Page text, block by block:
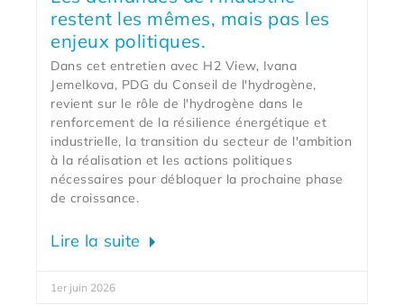
restent les mêmes, mais pas les
enjeux politiques.
Dans cet entretien avec H2 View, Ivana
Jemelkova, PDG du Conseil de l'hydrogène,
revient sur le rôle de l'hydrogène dans le
renforcement de la résilience énergétique et
industrielle, la transition du secteur de l'ambition
à la réalisation et les actions politiques
nécessaires pour débloquer la prochaine phase
de croissance.
Lire la suite
1er juin 2026